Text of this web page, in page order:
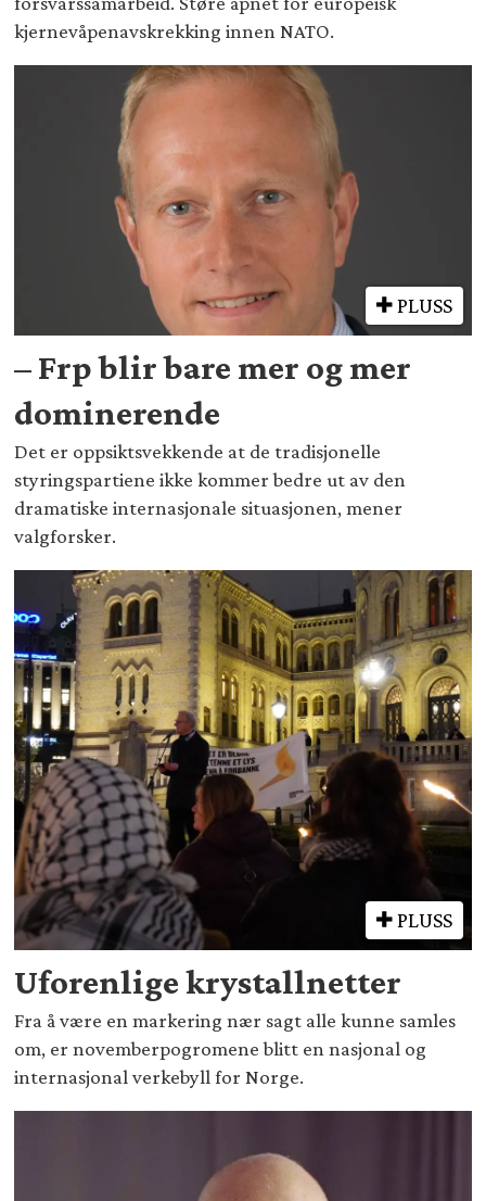
kjernevåpenavskrekking innen NATO.
PLUSS
– Frp blir bare mer og mer
dominerende
Det er oppsiktsvekkende at de tradisjonelle
styringspartiene ikke kommer bedre ut av den
dramatiske internasjonale situasjonen, mener
valgforsker.
PLUSS
Uforenlige krystallnetter
Fra å være en markering nær sagt alle kunne samles
om, er novemberpogromene blitt en nasjonal og
internasjonal verkebyll for Norge.